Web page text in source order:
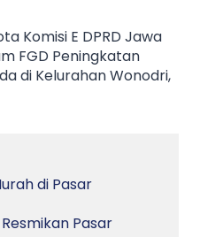
Komisi E DPRD Jawa
FGD Peningkatan
di Kelurahan Wonodri,
di Pasar
Pasar